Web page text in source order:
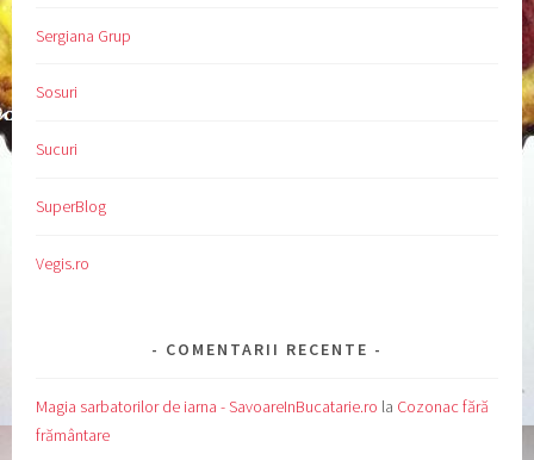
Sergiana Grup
Sosuri
Sucuri
SuperBlog
Vegis.ro
COMENTARII RECENTE
Magia sarbatorilor de iarna - SavoareInBucatarie.ro la Cozonac fără
frământare